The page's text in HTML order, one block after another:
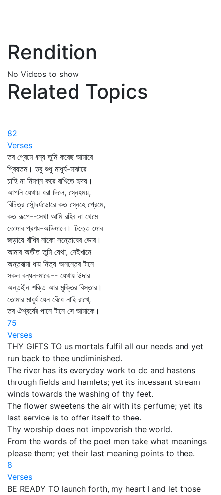
Rendition
No Videos to show
Related Topics
82
Verses
তব প্রেমে ধন্য তুমি করেছ আমারে
প্রিয়তম। তবু শুধু মাধুর্য-মাঝারে
চাহি না নিমগ্ন করে রাখিতে হৃদয়।
আপনি যেথায় ধরা দিলে, স্নেহময়,
বিচিত্র সৌন্দর্যডোরে কত স্নেহে প্রেমে,
কত রূপে--সেথা আমি রহিব না থেমে
তোমার প্রণয়-অভিমানে। চিত্তে মোর
জড়ায়ে বাঁধিব নাকো সন্তোষের ডোর।
আমার অতীত তুমি যেথা, সেইখানে
অন্তরাত্মা ধায় নিত্য অনন্তের টানে
সকল বন্ধন-মাঝে-- যেথায় উদার
অন্তহীন শক্তি আর মুক্তির বিস্তার।
তোমার মাধুর্য যেন বেঁধে নাহি রাখে,
তব ঐশ্বর্যের পানে টানে সে আমাকে।
75
Verses
THY GIFTS TO us mortals fulfil all our needs and yet
run back to thee undiminished.
The river has its everyday work to do and hastens
through fields and hamlets; yet its incessant stream
winds towards the washing of thy feet.
The flower sweetens the air with its perfume; yet its
last service is to offer itself to thee.
Thy worship does not impoverish the world.
From the words of the poet men take what meanings
please them; yet their last meaning points to thee.
8
Verses
BE READY TO launch forth, my heart I and let those